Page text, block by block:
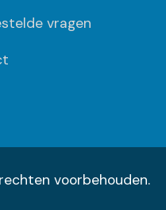
vragen
voorbehouden.